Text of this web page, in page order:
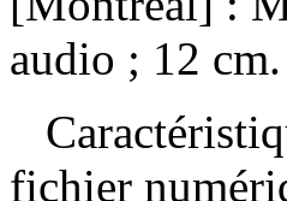
audio ; 12 cm.
fichier